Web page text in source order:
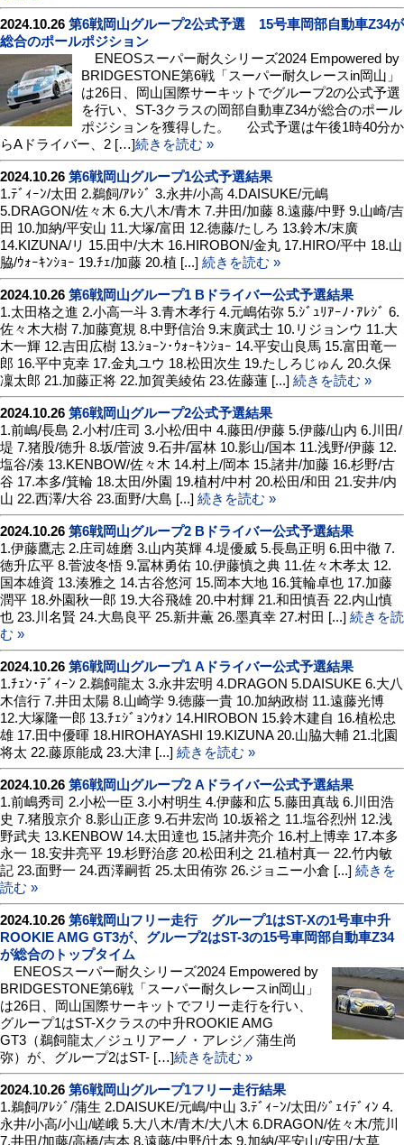
2024.10.26 第6戦岡山グループ2公式予選 15号車岡部自動車Z34が
総合のポールポジション
ENEOSスーパー耐久シリーズ2024 Empowered by
BRIDGESTONE第6戦「スーパー耐久レースin岡山」
は26日、岡山国際サーキットでグループ2の公式予選
を行い、ST-3クラスの岡部自動車Z34が総合のポール
ポジションを獲得した。 公式予選は午後1時40分か
らAドライバー、2 […]続きを読む »
2024.10.26 第6戦岡山グループ1公式予選結果
1.ﾃﾞｨｰﾝ/太田 2.鵜飼/ｱﾚｼﾞ 3.永井/小高 4.DAISUKE/元嶋
5.DRAGON/佐々木 6.大八木/青木 7.井田/加藤 8.遠藤/中野 9.山崎/吉
田 10.加納/平安山 11.大塚/富田 12.徳藤/たしろ 13.鈴木/末廣
14.KIZUNA/リ 15.田中/大木 16.HIROBON/金丸 17.HIRO/平中 18.山
脇/ｳｫｰｷﾝｼｮｰ 19.ﾁｪ/加藤 20.植 [...] 続きを読む »
2024.10.26 第6戦岡山グループ1 Bドライバー公式予選結果
1.太田格之進 2.小高一斗 3.青木孝行 4.元嶋佑弥 5.ｼﾞｭﾘｱｰﾉ･ｱﾚｼﾞ 6.
佐々木大樹 7.加藤寛規 8.中野信治 9.末廣武士 10.リジョンウ 11.大
木一輝 12.吉田広樹 13.ｼｮｰﾝ･ｳｫｰｷﾝｼｮｰ 14.平安山良馬 15.富田竜一
郎 16.平中克幸 17.金丸ユウ 18.松田次生 19.たしろじゅん 20.久保
凜太郎 21.加藤正将 22.加賀美綾佑 23.佐藤蓮 [...] 続きを読む »
2024.10.26 第6戦岡山グループ2公式予選結果
1.前嶋/長島 2.小村/庄司 3.小松/田中 4.藤田/伊藤 5.伊藤/山内 6.川田/
堤 7.猪股/徳升 8.坂/菅波 9.石井/冨林 10.影山/国本 11.浅野/伊藤 12.
塩谷/湊 13.KENBOW/佐々木 14.村上/岡本 15.諸井/加藤 16.杉野/古
谷 17.本多/箕輪 18.太田/外園 19.植村/中村 20.松田/和田 21.安井/内
山 22.西澤/大谷 23.面野/大島 [...] 続きを読む »
2024.10.26 第6戦岡山グループ2 Bドライバー公式予選結果
1.伊藤鷹志 2.庄司雄磨 3.山内英輝 4.堤優威 5.長島正明 6.田中徹 7.
徳升広平 8.菅波冬悟 9.冨林勇佑 10.伊藤慎之典 11.佐々木孝太 12.
国本雄資 13.湊雅之 14.古谷悠河 15.岡本大地 16.箕輪卓也 17.加藤
潤平 18.外園秋一郎 19.大谷飛雄 20.中村輝 21.和田慎吾 22.内山慎
也 23.川名賢 24.大島良平 25.新井薫 26.墨真幸 27.村田 [...] 続きを読
む »
2024.10.26 第6戦岡山グループ1 Aドライバー公式予選結果
1.ﾁｪﾝ･ﾃﾞｨｰﾝ 2.鵜飼龍太 3.永井宏明 4.DRAGON 5.DAISUKE 6.大八
木信行 7.井田太陽 8.山崎学 9.徳藤一貴 10.加納政樹 11.遠藤光博
12.大塚隆一郎 13.ﾁｪｼﾞｮﾝｳｫﾝ 14.HIROBON 15.鈴木建自 16.植松忠
雄 17.田中優暉 18.HIROHAYASHI 19.KIZUNA 20.山脇大輔 21.北園
将太 22.藤原能成 23.大津 [...] 続きを読む »
2024.10.26 第6戦岡山グループ2 Aドライバー公式予選結果
1.前嶋秀司 2.小松一臣 3.小村明生 4.伊藤和広 5.藤田真哉 6.川田浩
史 7.猪股京介 8.影山正彦 9.石井宏尚 10.坂裕之 11.塩谷烈州 12.浅
野武夫 13.KENBOW 14.太田達也 15.諸井亮介 16.村上博幸 17.本多
永一 18.安井亮平 19.杉野治彦 20.松田利之 21.植村真一 22.竹内敏
記 23.面野一 24.西澤嗣哲 25.太田侑弥 26.ジョニー小倉 [...] 続きを
読む »
2024.10.26 第6戦岡山フリー走行 グループ1はST-Xの1号車中升
ROOKIE AMG GT3が、グループ2はST-3の15号車岡部自動車Z34
が総合のトップタイム
ENEOSスーパー耐久シリーズ2024 Empowered by
BRIDGESTONE第6戦「スーパー耐久レースin岡山」
は26日、岡山国際サーキットでフリー走行を行い、
グループ1はST-Xクラスの中升ROOKIE AMG
GT3（鵜飼龍太／ジュリアーノ・アレジ／蒲生尚
弥）が、グループ2はST- […]続きを読む »
2024.10.26 第6戦岡山グループ1フリー走行結果
1.鵜飼/ｱﾚｼﾞ/蒲生 2.DAISUKE/元嶋/中山 3.ﾃﾞｨｰﾝ/太田/ｼﾞｪｲﾃﾞｨﾝ 4.
永井/小高/小山/嵯峨 5.大八木/青木/大八木 6.DRAGON/佐々木/荒川
7.井田/加藤/高橋/吉本 8.遠藤/中野/辻本 9.加納/平安山/安田/大草